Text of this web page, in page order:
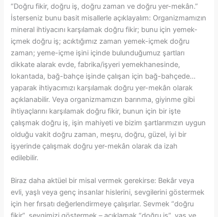
“Doğru fikir, doğru iş, doğru zaman ve doğru yer-mekân.”
İsterseniz bunu basit misallerle açıklayalım: Organizmamızın
mineral ihtiyacını karşılamak doğru fikir; bunu için yemek-
içmek doğru iş; acıktığımız zaman yemek-içmek doğru
zaman; yeme-içme işini içinde bulunduğumuz şartları
dikkate alarak evde, fabrika/işyeri yemekhanesinde,
lokantada, bağ-bahçe işinde çalışan için bağ-bahçede…
yaparak ihtiyacımızı karşılamak doğru yer-mekân olarak
açıklanabilir. Veya organizmamızın barınma, giyinme gibi
ihtiyaçlarını karşılamak doğru fikir, bunun için bir işte
çalışmak doğru iş, işin mahiyeti ve bizim şartlarımızın uygun
olduğu vakit doğru zaman, meşru, doğru, güzel, iyi bir
işyerinde çalışmak doğru yer-mekân olarak da izah
edilebilir.
Biraz daha aktüel bir misal vermek gerekirse: Bekâr veya
evli, yaşlı veya genç insanlar hislerini, sevgilerini göstermek
için her fırsatı değerlendirmeye çalışırlar. Sevmek “doğru